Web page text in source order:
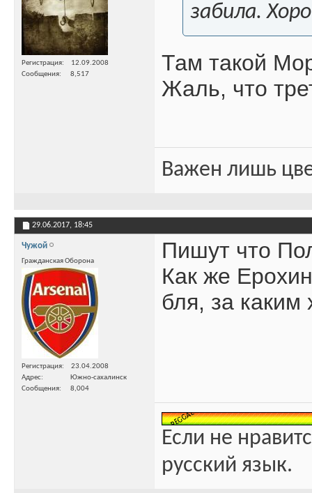
Регистрация
12.09.2008
Сообщения
8,517
забила.
Там такой
Жаль, что
Важен лишь
29.06.2017, 18:45
Чужой
Гражданская Оборона
Регистрация
23.04.2008
Адрес
Южно-сахалинск
Сообщения
8,004
Пишут что
Как же
бля, за
Если не
русский язык.